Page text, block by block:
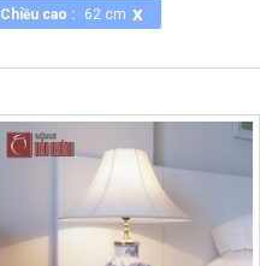
Chiều cao : 62 cm x